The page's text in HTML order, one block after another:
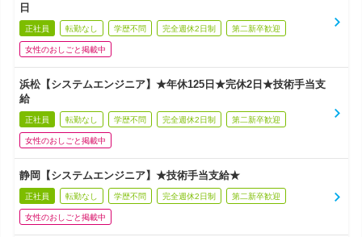
日
正社員 転勤なし 学歴不問 完全週休2日制 第二新卒歓迎
女性のおしごと掲載中
浜松【システムエンジニア】★年休125日★完休2日★技術手当支
給
正社員 転勤なし 学歴不問 完全週休2日制 第二新卒歓迎
女性のおしごと掲載中
静岡【システムエンジニア】★技術手当支給★
正社員 転勤なし 学歴不問 完全週休2日制 第二新卒歓迎
女性のおしごと掲載中